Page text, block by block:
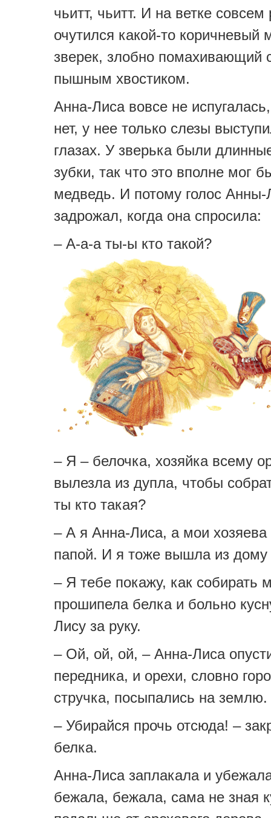
чьитт, чьитт. И на ветке
очутился какой-то коричневый
зверек, злобно помахивающий
пышным хвостиком.
Анна-Лиса вовсе не
нет, у нее только слезы
глазах. У зверька были
зубки, так что это вполне мог
медведь. И потому голос
задрожал, когда она спросила:
– А-а-а ты-ы кто такой?
– Я – белочка, хозяйка всему
вылезла из дупла, чтобы
ты кто такая?
– А я Анна-Лиса, а мои
папой. И я тоже вышла из дому
– Я тебе покажу, как собирать
прошипела белка и больно
Лису за руку.
– Ой, ой, ой, – Анна-Лиса
передника, и орехи, словно
стручка, посыпались на землю.
– Убирайся прочь отсюда! –
белка.
Анна-Лиса заплакала и
бежала, бежала, сама не зная